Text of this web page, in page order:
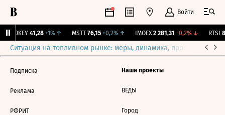
Войти
OKEY 41,28 +1%↑ MSTT 76,15 +0,2%↑ IMOEX 2 281,31 -0,2%↓ RTSI
Ситуация на топливном рынке: меры, динамика, прогнозы
Подписка
Реклама
РФРИТ
Наши проекты
ВЕДЫ
Город